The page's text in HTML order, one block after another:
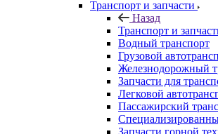
Транспорт и запчасти
Назад
Транспорт и
Водный транспорт
Грузовой
Железнодорожный
Запчасти для
Легковой
Пассажирский
Запчасти горной